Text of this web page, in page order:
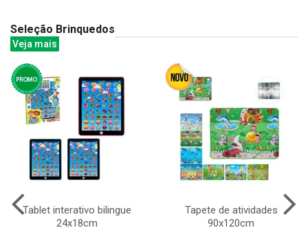
Seleção Brinquedos
Veja mais
Tablet interativo bilingue
24x18cm
Tapete de atividades
90x120cm